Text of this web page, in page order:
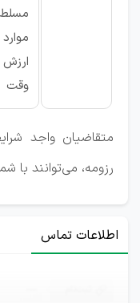
مسلط
وقت
متقاضیان واجد
رزومه، می‌توانند با
اطلاعات تماس